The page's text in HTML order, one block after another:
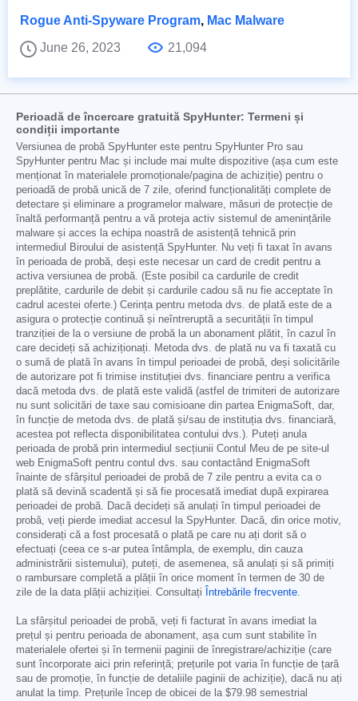
Rogue Anti-Spyware Program, Mac Malware
June 26, 2023
21,094
Perioadă de încercare gratuită SpyHunter: Termeni și
condiții importante
Versiunea de probă SpyHunter este pentru SpyHunter Pro sau
SpyHunter pentru Mac și include mai multe dispozitive (așa cum este
menționat în materialele promoționale/pagina de achiziție) pentru o
perioadă de probă unică de 7 zile, oferind funcționalități complete de
detectare și eliminare a programelor malware, măsuri de protecție de
înaltă performanță pentru a vă proteja activ sistemul de amenințările
malware și acces la echipa noastră de asistență tehnică prin
intermediul Biroului de asistență SpyHunter. Nu veți fi taxat în avans
în perioada de probă, deși este necesar un card de credit pentru a
activa versiunea de probă. (Este posibil ca cardurile de credit
preplătite, cardurile de debit și cardurile cadou să nu fie acceptate în
cadrul acestei oferte.) Cerința pentru metoda dvs. de plată este de a
asigura o protecție continuă și neîntreruptă a securității în timpul
tranziției de la o versiune de probă la un abonament plătit, în cazul în
care decideți să achiziționați. Metoda dvs. de plată nu va fi taxată cu
o sumă de plată în avans în timpul perioadei de probă, deși solicitările
de autorizare pot fi trimise instituției dvs. financiare pentru a verifica
dacă metoda dvs. de plată este validă (astfel de trimiteri de autorizare
nu sunt solicitări de taxe sau comisioane din partea EnigmaSoft, dar,
în funcție de metoda dvs. de plată și/sau de instituția dvs. financiară,
acestea pot reflecta disponibilitatea contului dvs.). Puteți anula
perioada de probă prin intermediul secțiunii Contul Meu de pe site-ul
web EnigmaSoft pentru contul dvs. sau contactând EnigmaSoft
înainte de sfârșitul perioadei de probă de 7 zile pentru a evita ca o
plată să devină scadentă și să fie procesată imediat după expirarea
perioadei de probă. Dacă decideți să anulați în timpul perioadei de
probă, veți pierde imediat accesul la SpyHunter. Dacă, din orice motiv,
considerați că a fost procesată o plată pe care nu ați dorit să o
efectuați (ceea ce s-ar putea întâmpla, de exemplu, din cauza
administrării sistemului), puteți, de asemenea, să anulați și să primiți
o rambursare completă a plății în orice moment în termen de 30 de
zile de la data plății achiziției. Consultați
Întrebările frecvente.
La sfârșitul perioadei de probă, veți fi facturat în avans imediat la
prețul și pentru perioada de abonament, așa cum sunt stabilite în
materialele ofertei și în termenii paginii de înregistrare/achiziție (care
sunt încorporate aici prin referință; prețurile pot varia în funcție de țară
sau de promoție, în funcție de detaliile paginii de achiziție), dacă nu ați
anulat la timp. Prețurile încep de obicei de la $79.98 semestrial